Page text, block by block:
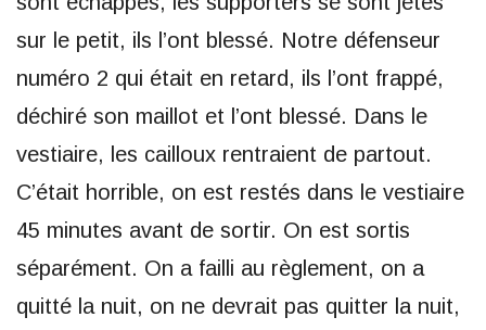
sur le petit, ils l’ont blessé. Notre défenseur
numéro 2 qui était en retard, ils l’ont frappé,
déchiré son maillot et l’ont blessé. Dans le
vestiaire, les cailloux rentraient de partout.
C’était horrible, on est restés dans le vestiaire
45 minutes avant de sortir. On est sortis
séparément. On a failli au règlement, on a
quitté la nuit, on ne devrait pas quitter la nuit,